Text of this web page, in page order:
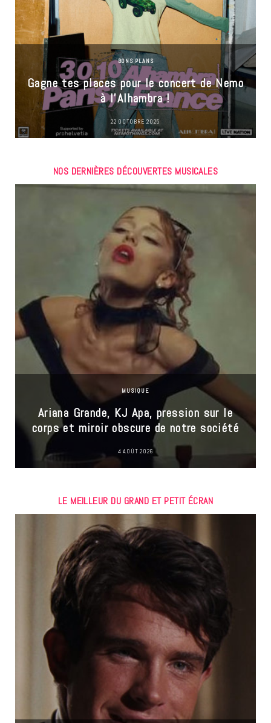
BONS PLANS
Gagne tes places pour le concert de Nemo
à l’Alhambra !
22 OCTOBRE 2025
NOS DERNIÈRES DÉCOUVERTES MUSICALES
MUSIQUE
Ariana Grande, KJ Apa, pression sur le
corps et miroir obscure de notre société
4 AOÛT 2026
LE MEILLEUR DU GRAND ET PETIT ÉCRAN